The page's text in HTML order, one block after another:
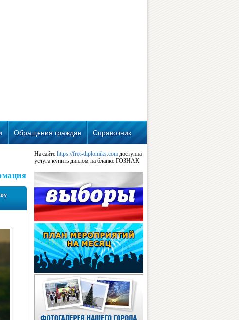
Обращения граждан Справочник
На сайте https://free-diplomiks.com доступна
услуга купить диплом на бланке ГОЗНАК